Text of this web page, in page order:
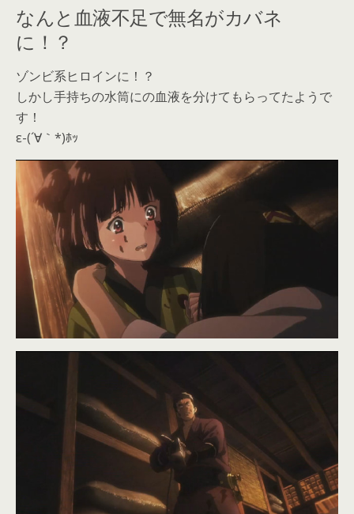
なんと血液不足で無名がカバネ
に！？
ゾンビ系ヒロインに！？
しかし手持ちの水筒にの血液を分けてもらってたようで
す！
ε-(´∀｀*)ﾎｯ